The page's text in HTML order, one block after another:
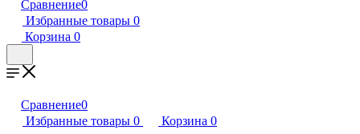
Сравнение0
Избранные товары 0
Корзина 0
Сравнение0
Избранные товары 0 Корзина 0